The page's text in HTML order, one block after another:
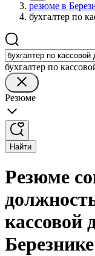
резюме в
бухгалтер по
бухгалтер по
Резюме
Найти
Резюме
кассовой
Березнике